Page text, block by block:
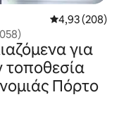
Μέση
4,93 (208)
για
τοποθεσία
Πόρτο